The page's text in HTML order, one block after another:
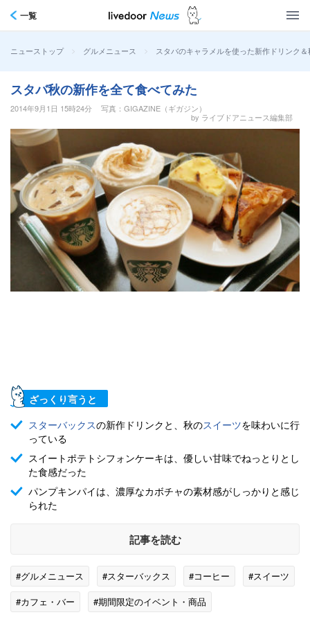
一覧
ニューストップ > グルメニュース > スタバのキャラメルを使った新作ドリンク
スタバ秋の新作を全て食べてみた
2014年9月1日 15時24分
写真：GIGAZINE（ギガジン）
by ライブドアニュース編集部
ざっくり言うと
スターバックスの新作ドリンクと、秋のスイーツを味わいに行
っている
スイートポテトシフォンケーキは、優しい甘味でねっとりとし
た食感だった
パンプキンパイは、濃厚なカボチャの素材感がしっかりと感じ
られた
記事を読む
#グルメニュース #スターバックス #コーヒー
#スイーツ
#カフェ・バー
#期間限定のイベント・商品